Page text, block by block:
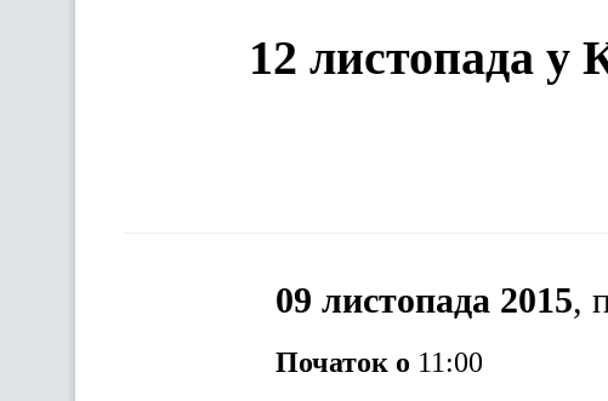
12 листопада у
09 листопада 2015,
Початок о 11:00